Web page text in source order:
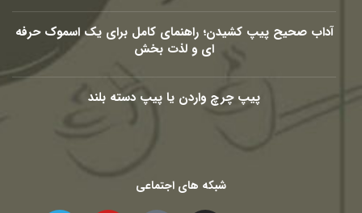
آداب صحیح پیپ کشیدن؛ راهنمای کامل برای یک اسموک حرفه
ای و لذت بخش
پیپ چرچ واردن یا پیپ دسته بلند
شبکه های اجتماعی